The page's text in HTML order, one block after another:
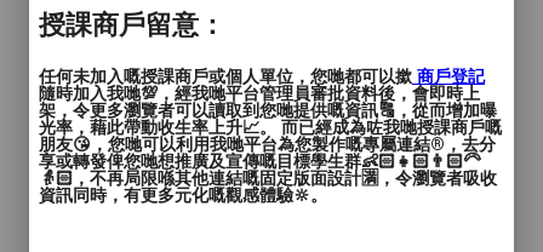
習數學及物理，有豐富教學經驗。
本人以理解主要概念為中心，再每堂重點操
練該概念，有大量練習及答題技巧。
能zoom/google meet/到將軍澳/Lohas
Starbucks/大本型cafe補優先考慮及價格
授課商戶留意：
任何未加入嘅授課商戶或個人單位，您哋都可以撳 商戶登記
隨時加入我哋💯，經我哋平台管理員審批資料後，會即時上
架，令更多瀏覽者可以讀取到您哋提供嘅資訊🔠，從而增加曝
光率，藉此帶動收生率上升📈。 而已經成為咗我哋授課商戶嘅
朋友😘，您哋可以利用我哋平台為您製作嘅專屬連結®️，去分
享或轉發俾您哋想推廣及宣傳嘅目標學生群👶🏻👧🏻👨🏻‍🦳
👵🏻，不再局限喺其他連結嘅固定版面設計🈵，令瀏覽者吸收
資訊同時，有更多元化嘅觀感體驗🔆。